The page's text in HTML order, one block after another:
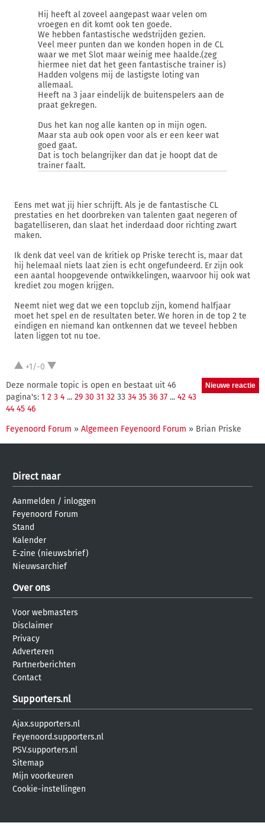
Hij heeft al zoveel aangepast waar velen om
vroegen en dit komt ook ten goede.
We hebben fantastische wedstrijden gezien.
Veel meer punten dan we konden hopen in de CL
waar we met Slot maar weinig mee haalde.(zeg
hiermee niet dat het geen fantastische trainer is)
Hadden volgens mij de lastigste loting van
allemaal.
Heeft na 3 jaar eindelijk de buitenspelers aan de
praat gekregen.
Dus het kan nog alle kanten op in mijn ogen.
Maar sta aub ook open voor als er een keer wat
goed gaat.
Dat is toch belangrijker dan dat je hoopt dat de
trainer faalt.
Eens met wat jij hier schrijft. Als je de fantastische CL
prestaties en het doorbreken van talenten gaat negeren of
bagatelliseren, dan slaat het inderdaad door richting zwart
maken.
Ik denk dat veel van de kritiek op Priske terecht is, maar dat
hij helemaal niets laat zien is echt ongefundeerd. Er zijn ook
een aantal hoopgevende ontwikkelingen, waarvoor hij ook wat
krediet zou mogen krijgen.
Neemt niet weg dat we een topclub zijn, komend halfjaar
moet het spel en de resultaten beter. We horen in de top 2 te
eindigen en niemand kan ontkennen dat we teveel hebben
laten liggen tot nu toe.
+1/-0
Deze normale topic is open en bestaat uit 46
pagina's: 1 2 3 4 ... 29 30 31 32 33 34 35 36 37 ... 42 43
44 45 46
Feyenoord Forum » Algemeen Feyenoord Forum » Brian Priske
Direct naar
Aanmelden / inloggen
Feyenoord Forum
Stand
Kalender
E-zine (nieuwsbrief)
Nieuwsarchief
Over ons
Voor webmasters
Disclaimer
Privacy
Adverteren
Partnerberichten
Contact
Supporters.nl
Ajax.supporters.nl
Feyenoord.supporters.nl
PSV.supporters.nl
Sitemap
Mijn voorkeuren
Cookie-instellingen